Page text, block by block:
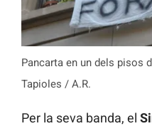
Pancarta en un dels pisos
Tapioles / A.R.
Per la seva banda, el